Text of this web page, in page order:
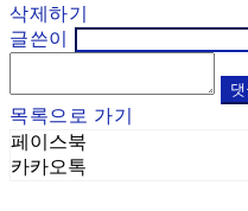
삭제하기
글쓴이
목록으로 가기
페이스북
카카오톡